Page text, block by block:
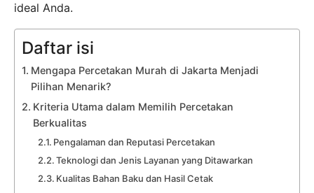
ideal Anda.
Daftar isi
Mengapa Percetakan Murah di Jakarta Menjadi
Pilihan Menarik?
Kriteria Utama dalam Memilih Percetakan
Berkualitas
Pengalaman dan Reputasi Percetakan
Teknologi dan Jenis Layanan yang Ditawarkan
Kualitas Bahan Baku dan Hasil Cetak